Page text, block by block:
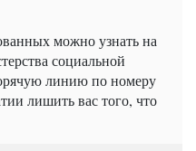
можно узнать на
социальной
линию по номеру
лишить вас того, что